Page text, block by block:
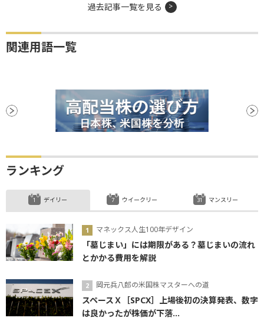
過去記事一覧を見る
関連用語一覧
ランキング
デイリー
マネックス人生100年デザイン
「墓じまい」には期限がある？墓じまいの流れ
とかかる費用を解説
岡元兵八郎の米国株マスターへの道
スペースＸ［SPCX］上場後初の決算発表、数字
は良かったが株価が下落...
ウイークリー マンスリー